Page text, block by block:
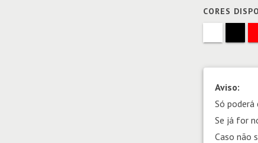
CORES
Aviso:
Só poderá
Se já for
Caso não